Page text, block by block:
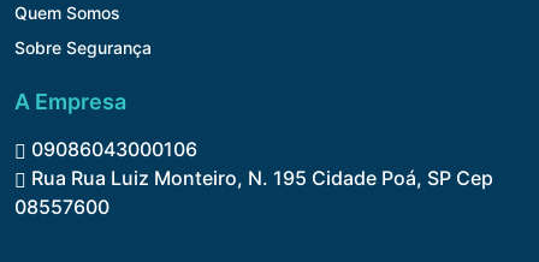
Quem Somos
Sobre Segurança
A Empresa
09086043000106
Rua Rua Luiz Monteiro, N. 195 Cidade Poá, SP Cep
08557600